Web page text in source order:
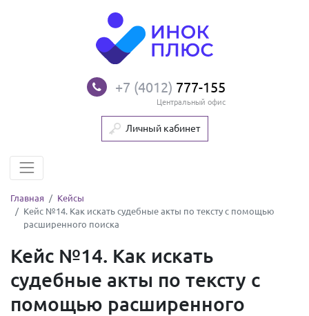
+7 (4012) 777-155
Центральный офис
Личный кабинет
Главная
Кейсы
Кейс №14. Как искать судебные акты по тексту с помощью
расширенного поиска
Кейс №14. Как искать
судебные акты по тексту с
помощью расширенного